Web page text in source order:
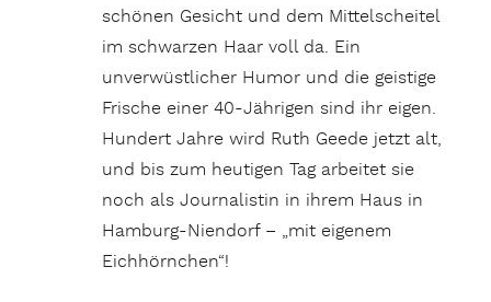
schönen Gesicht und dem Mittelscheitel
im schwarzen Haar voll da. Ein
unverwüstlicher Humor und die geistige
Frische einer 40-Jährigen sind ihr eigen.
Hundert Jahre wird Ruth Geede jetzt alt,
und bis zum heutigen Tag arbeitet sie
noch als Journalistin in ihrem Haus in
Hamburg-Niendorf – „mit eigenem
Eichhörnchen“!